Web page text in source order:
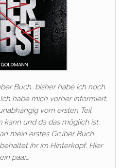
Buch, bisher habe ich noch
habe mich vorher informiert,
vom ersten Teil
kann und da das möglich ist,
mein erstes Gruber Buch
ihr im Hinterkopf. Hier
ein paar…